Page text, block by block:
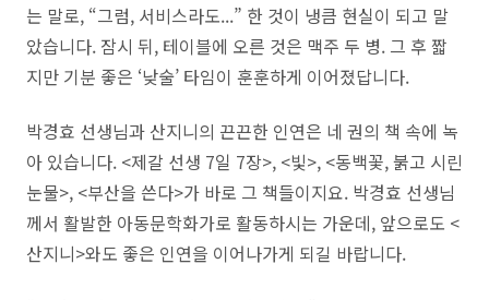
는 말로, “그럼, 서비스라도...” 한 것이 냉큼 현실이 되고 말
았습니다. 잠시 뒤, 테이블에 오른 것은 맥주 두 병. 그 후 짧
지만 기분 좋은 ‘낮술’ 타임이 훈훈하게 이어졌답니다.
박경효 선생님과 산지니의 끈끈한 인연은 네 권의 책 속에 녹
아 있습니다. <제갈 선생 7일 7장>, <빛>, <동백꽃, 붉고 시린
눈물>, <부산을 쓴다>가 바로 그 책들이지요. 박경효 선생님
께서 활발한 아동문학화가로 활동하시는 가운데, 앞으로도 <
산지니>와도 좋은 인연을 이어나가게 되길 바랍니다.